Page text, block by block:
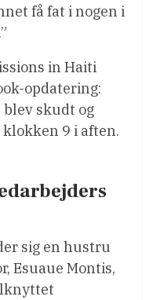
få fat i nogen i
in Haiti
opdatering:
blev skudt og
9 i aften.
sig en hustru
Esuaue Montis,